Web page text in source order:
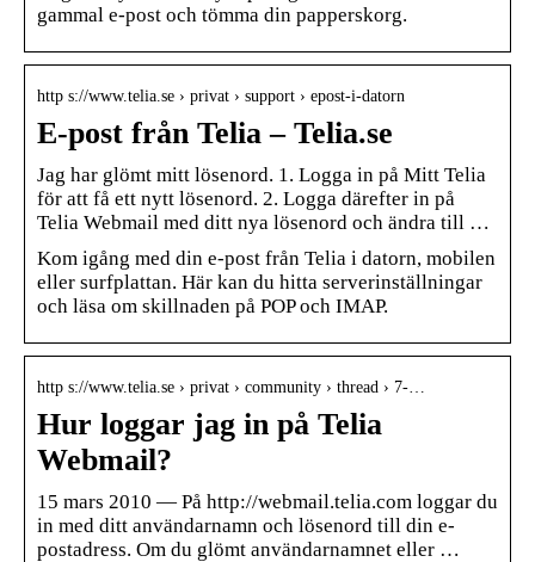
gammal e-post och tömma din papperskorg.
http s://www.telia.se › privat › support › epost-i-datorn
E-post från Telia – Telia.se
Jag har glömt mitt lösenord. 1. Logga in på Mitt Telia
för att få ett nytt lösenord. 2. Logga därefter in på
Telia Webmail med ditt nya lösenord och ändra till …
Kom igång med din e-post från Telia i datorn, mobilen
eller surfplattan. Här kan du hitta serverinställningar
och läsa om skillnaden på POP och IMAP.
http s://www.telia.se › privat › community › thread › 7-…
Hur loggar jag in på Telia
Webmail?
15 mars 2010 — På http://webmail.telia.com loggar du
in med ditt användarnamn och lösenord till din e-
postadress. Om du glömt användarnamnet eller …